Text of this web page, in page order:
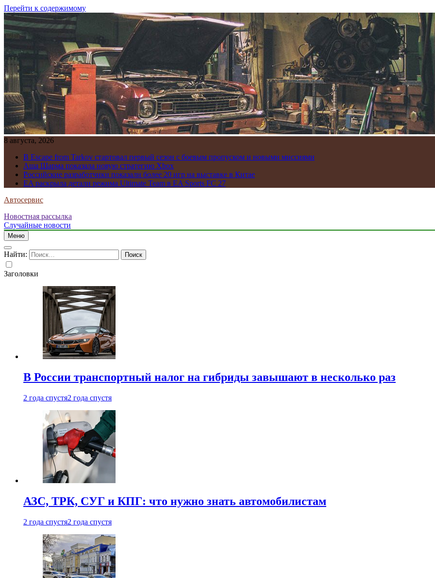
Перейти к содержимому
8 августа, 2026
В Escape from Tarkov стартовал первый сезон с боевым пропуском и новыми миссиями
Аша Шарма показала новую стратегию Xbox
Российские разработчики показали более 20 игр на выставке в Китае
EA раскрыла детали режима Ultimate Team в EA Sports FC 27
Автосервис
Новостная рассылка
Случайные новости
Меню
Найти:
Заголовки
В России транспортный налог на гибриды завышают в несколько раз
2 года спустя2 года спустя
АЗС, ТРК, СУГ и КПГ: что нужно знать автомобилистам
2 года спустя2 года спустя